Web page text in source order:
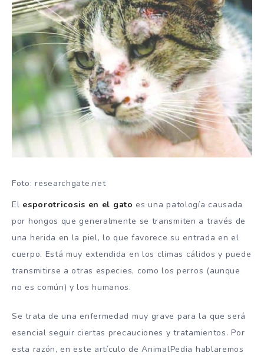
Foto: researchgate.net
El esporotricosis en el gato es una patología causada
por hongos que generalmente se transmiten a través de
una herida en la piel, lo que favorece su entrada en el
cuerpo. Está muy extendida en los climas cálidos y puede
transmitirse a otras especies, como los perros (aunque
no es común) y los humanos.
Se trata de una enfermedad muy grave para la que será
esencial seguir ciertas precauciones y tratamientos. Por
esta razón, en este artículo de AnimalPedia hablaremos